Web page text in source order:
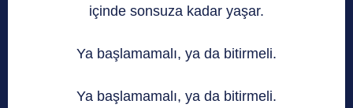
içinde sonsuza kadar yaşar.
Ya başlamamalı, ya da bitirmeli.
Ya başlamamalı, ya da bitirmeli.